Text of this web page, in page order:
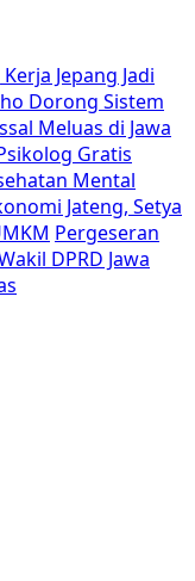
Jepang Jadi
Dorong Sistem
Meluas di Jawa
Gratis
Mental
Jateng, Setya
Pergeseran
DPRD Jawa